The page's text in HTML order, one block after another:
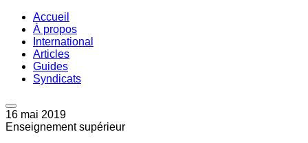
Accueil
À propos
International
Articles
Guides
Syndicats
16 mai 2019
Enseignement supérieur